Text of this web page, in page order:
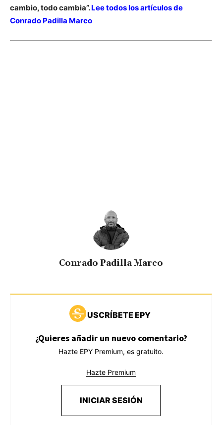
cambio, todo cambia”.Lee todos los artículos de
Conrado Padilla Marco
Conrado Padilla Marco
USCRÍBETE EPY
¿Quieres añadir un nuevo comentario?
Hazte EPY Premium, es gratuito.
Hazte Premium
INICIAR SESIÓN